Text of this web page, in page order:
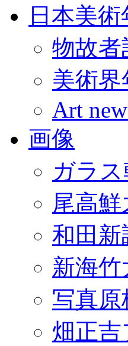
日本美術
物故者
美術界
Art
画像
ガラス
尾高
和田新
新海
写真
畑正